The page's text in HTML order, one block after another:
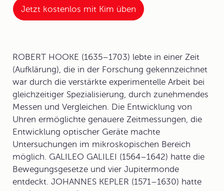
Jetzt kostenlos mit Kim üben
ROBERT HOOKE (1635–1703) lebte in einer Zeit
(Aufklärung), die in der Forschung gekennzeichnet
war durch die verstärkte experimentelle Arbeit bei
gleichzeitiger Spezialisierung, durch zunehmendes
Messen und Vergleichen. Die Entwicklung von
Uhren ermöglichte genauere Zeitmessungen, die
Entwicklung optischer Geräte machte
Untersuchungen im mikroskopischen Bereich
möglich. GALILEO GALILEI (1564–1642) hatte die
Bewegungsgesetze und vier Jupitermonde
entdeckt. JOHANNES KEPLER (1571–1630) hatte